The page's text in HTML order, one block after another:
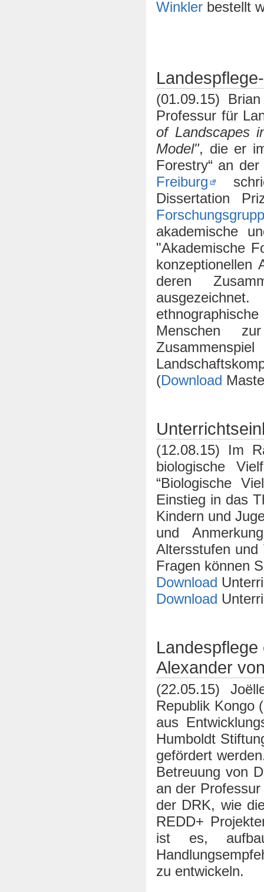
Winkler bestellt
(01.09.15)
Professur für
of Landscapes
Model", die er
Forestry“ an der
Freiburg
Dissertation
akademische
"Akademische
konzeptionellen
deren
Menschen
(Download
(12.08.15) Im
biologische
“Biologische
Einstieg in das
Kindern und
und
Altersstufen und
Fragen können
Download
Download
Alexander
(22.05.15)
Republik Kongo
aus
Humboldt
gefördert
Betreuung von
an der
der DRK, wie
REDD+
ist es,
zu entwickeln.